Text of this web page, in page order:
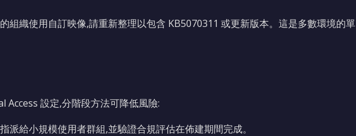
組織使用自訂映像,請重新整理以包含 KB5070311 或更新版本。這是多數環境的單
設定,分階段方法可降低風險:
派給小規模使用者群組,並驗證合規評估在佈建期間完成。